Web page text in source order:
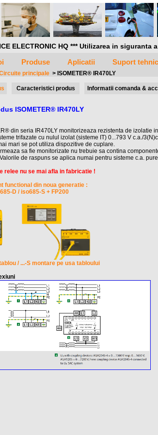
ELECTRONIC HQ *** Utilizarea in
Produse Aplicatii Suport tehnic
principale > ISOMETER® IR470LY
Caracteristici produs Informatii comanda &
ISOMETER® IR470LY
din seria IR470LY monitorizeaza rezistenta de izolatie in
trifazate cu nulul izolat (sisteme IT) 0...793 V c.a./
mari se pot utiliza dispozitive de cuplare.
sa fie monitorizate nu trebuie sa contina
de raspuns se aplica numai pentru sisteme c.a.
relee nu se mai afla in fabricatie !
functional din noua generatie :
D / iso685-S + FP200
/ ...-S montare pe usa tabloului